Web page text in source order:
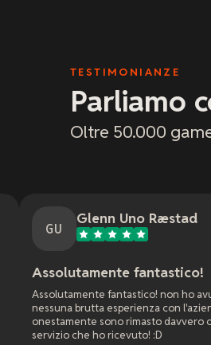
TESTIMONIANZE
Parliamo
Oltre 50.000
Uno Ræstad
fantastico!
fantastico! non ho avuto
esperienza con l'azienda, e
rimasto davvero colpito dal
ricevuto! :D